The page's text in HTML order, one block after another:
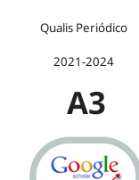
Qualis Periódico
2021-2024
A3